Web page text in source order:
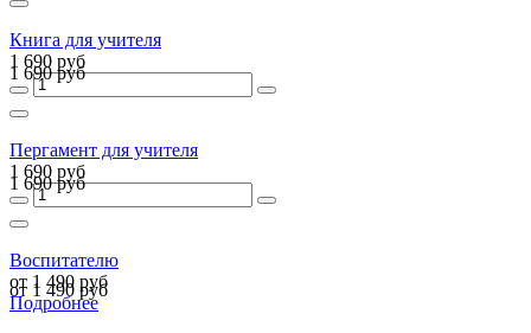
Книга для учителя
1 690 руб
1 690 руб
Пергамент для учителя
1 690 руб
1 690 руб
Воспитателю
от 1 490 руб
от 1 490 руб
Подробнее